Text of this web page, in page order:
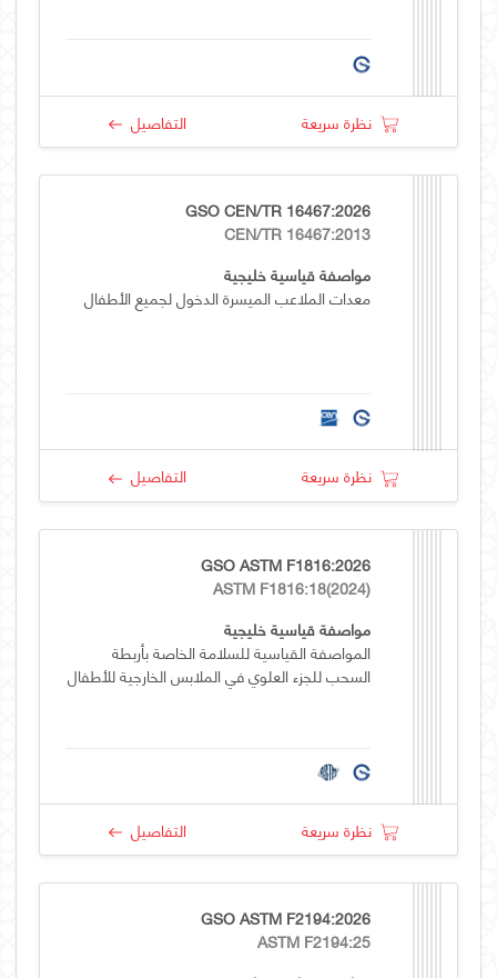
نظرة سريعة التفاصيل
GSO CEN/TR 16467:2026
CEN/TR 16467:2013
مواصفة قياسية خليجية
معدات الملاعب الميسرة الدخول لجميع الأطفال
نظرة سريعة التفاصيل
GSO ASTM F1816:2026
ASTM F1816:18(2024)
مواصفة قياسية خليجية
المواصفة القياسية للسلامة الخاصة بأربطة
السحب للجزء العلوي في الملابس الخارجية للأطفال
نظرة سريعة التفاصيل
GSO ASTM F2194:2026
ASTM F2194:25